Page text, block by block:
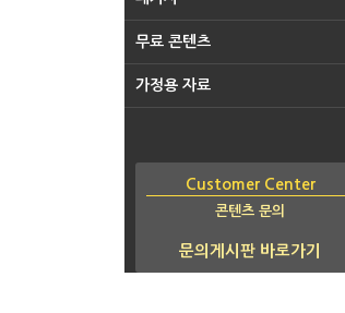
무료 콘텐츠
가정용 자료
Customer Center
콘텐츠 문의
문의게시판 바로가기